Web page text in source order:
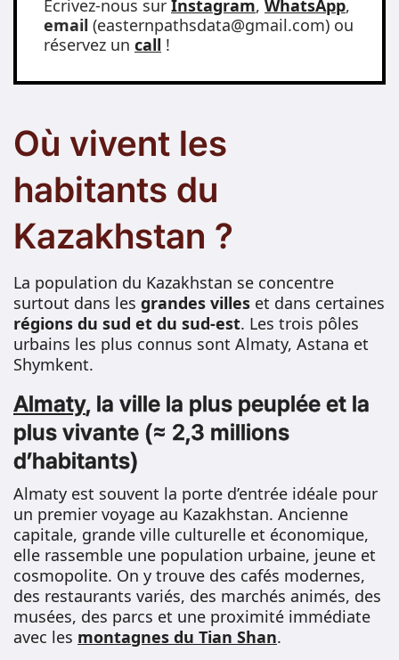
Écrivez-nous sur Instagram, WhatsApp,
email (easternpathsdata@gmail.com) ou
réservez un call !
Où vivent les
habitants du
Kazakhstan ?
La population du Kazakhstan se concentre
surtout dans les grandes villes et dans certaines
régions du sud et du sud-est. Les trois pôles
urbains les plus connus sont Almaty, Astana et
Shymkent.
Almaty, la ville la plus peuplée et la
plus vivante (≈ 2,3 millions
d’habitants)
Almaty est souvent la porte d’entrée idéale pour
un premier voyage au Kazakhstan. Ancienne
capitale, grande ville culturelle et économique,
elle rassemble une population urbaine, jeune et
cosmopolite. On y trouve des cafés modernes,
des restaurants variés, des marchés animés, des
musées, des parcs et une proximité immédiate
avec les montagnes du Tian Shan.